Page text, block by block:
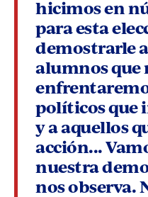
hicimos en
para esta
demostrarle
alumnos que
políticos que
y a aquellos
acción...
nuestra
nos observa.